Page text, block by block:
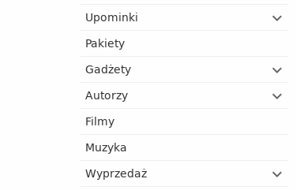
Upominki
Pakiety
Gadżety
Autorzy
Filmy
Muzyka
Wyprzedaż